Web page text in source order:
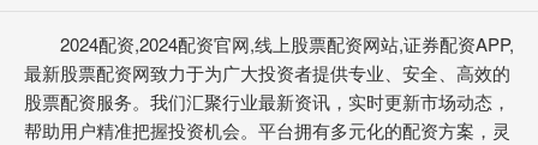
2024配资,2024配资官网,线上股票配资网站,证券配资APP,
最新股票配资网致力于为广大投资者提供专业、安全、高效的
股票配资服务。我们汇聚行业最新资讯，实时更新市场动态，
帮助用户精准把握投资机会。平台拥有多元化的配资方案，灵